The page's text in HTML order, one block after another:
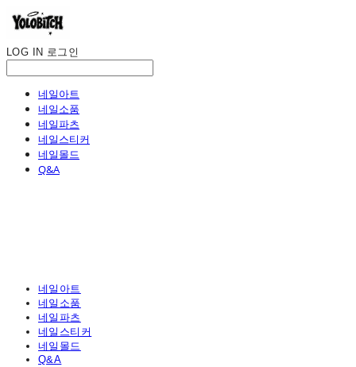
LOG IN 로그인
네일아트
네일소품
네일파츠
네일스티커
네일몰드
Q&A
네일아트
네일소품
네일파츠
네일스티커
네일몰드
Q&A